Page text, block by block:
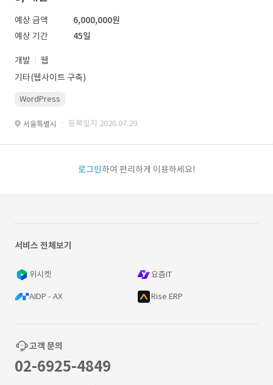
예상 금액
6,000,000원
예상 기간
45일
개발
웹
기타(웹사이트 구축)
WordPress
서울특별시 · 등록일자 2026.07.29.
로그인하여 편리하게 이용하세요!
서비스 전체보기
위시켓 요즘IT
AIDP - AX Rise ERP
고객 문의
02-6925-4849